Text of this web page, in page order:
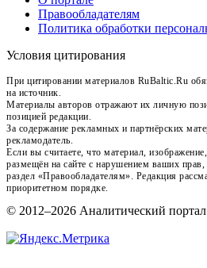
Правообладателям
Политика обработки
Условия цитирования
При цитировании материалов RuBaltic.Ru
на источник.
Материалы авторов отражают их личную
позицией редакции.
За содержание рекламных и партнёрских
рекламодатель.
Если вы считаете, что материал,
размещён на сайте с нарушением ваших прав,
раздел «Правообладателям». Редакция
приоритетном порядке.
© 2012–2026 Аналитический